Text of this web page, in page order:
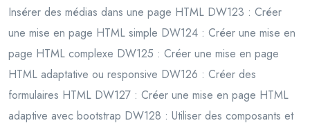
Insérer des médias dans une page HTML DW123 : Créer
une mise en page HTML simple DW124 : Créer une mise en
page HTML complexe DW125 : Créer une mise en page
HTML adaptative ou responsive DW126 : Créer des
formulaires HTML DW127 : Créer une mise en page HTML
adaptive avec bootstrap DW128 : Utiliser des composants et